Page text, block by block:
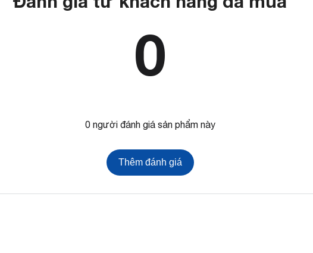
0
0 người đánh giá sản phẩm này
Thêm đánh giá